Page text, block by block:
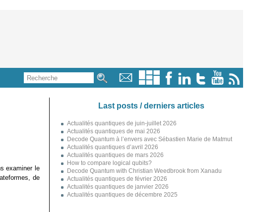
examiner le
de
Last posts / derniers articles
Actualités quantiques de juin-juillet 2026
Actualités quantiques de mai 2026
Decode Quantum à l’envers avec Sébastien Marie de Matmut
Actualités quantiques d’avril 2026
Actualités quantiques de mars 2026
How to compare logical qubits?
Decode Quantum with Christian Weedbrook from Xanadu
Actualités quantiques de février 2026
Actualités quantiques de janvier 2026
Actualités quantiques de décembre 2025